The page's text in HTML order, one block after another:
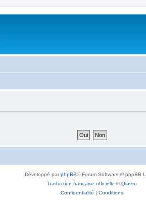
Développé parphpBB® Forum Software © phpBB
Traduction française officielle ©Qiaeru
Confidentialité | Conditions